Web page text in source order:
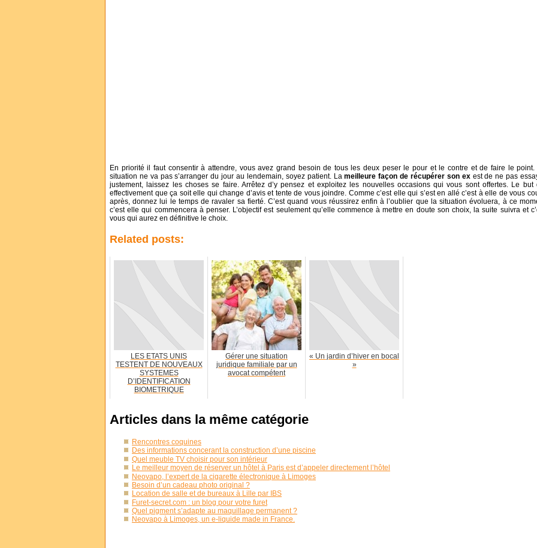
En priorité il faut consentir à attendre, vous avez grand besoin de tous les deux peser le pour et le contre et de faire le point.
situation ne va pas s’arranger du jour au lendemain, soyez patient. Lameilleure façon de récupérer son exest de ne pas
justement, laissez les choses se faire. Arrêtez d’y pensez et exploitez les nouvelles occasions qui vous sont offertes. Le but
effectivement que ça soit elle qui change d’avis et tente de vous joindre. Comme c’est elle qui s’est en allé c’est à elle de vous
après, donnez lui le temps de ravaler sa fierté. C’est quand vous réussirez enfin à l’oublier que la situation évoluera, à ce
c’est elle qui commencera à penser. L’objectif est seulement qu’elle commence à mettre en doute son choix, la suite suivra et
vous qui aurez en définitive le choix.
Related posts:
LES ETATS UNIS
TESTENT DE NOUVEAUX
SYSTEMES
D’IDENTIFICATION
BIOMETRIQUE
Gérer une situation
juridique familiale par un
avocat compétent
« Un jardin d’hiver en bocal
»
Articles dans la même catégorie
Rencontres coquines
Des informations concerant la construction d’une piscine
Quel meuble TV choisir pour son intérieur
Le meilleur moyen de réserver un hôtel à Paris est d’appeler directement l’hôtel
Neovapo, l’expert de la cigarette électronique à Limoges
Besoin d’un cadeau photo original ?
Location de salle et de bureaux à Lille par IBS
Furet-secret.com : un blog pour votre furet
Quel pigment s’adapte au maquillage permanent ?
Neovapo à Limoges, un e-liquide made in France.